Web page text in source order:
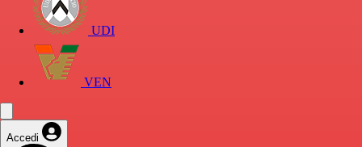
UDI
VEN
Accedi